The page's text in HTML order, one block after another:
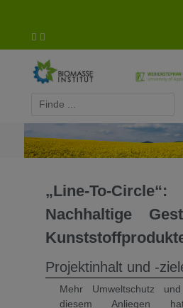
Biomasse-
„Line-To-Circle“:
Nachhaltige
Projektinhalt und -
Mehr Umweltschutz
diesem Anliegen